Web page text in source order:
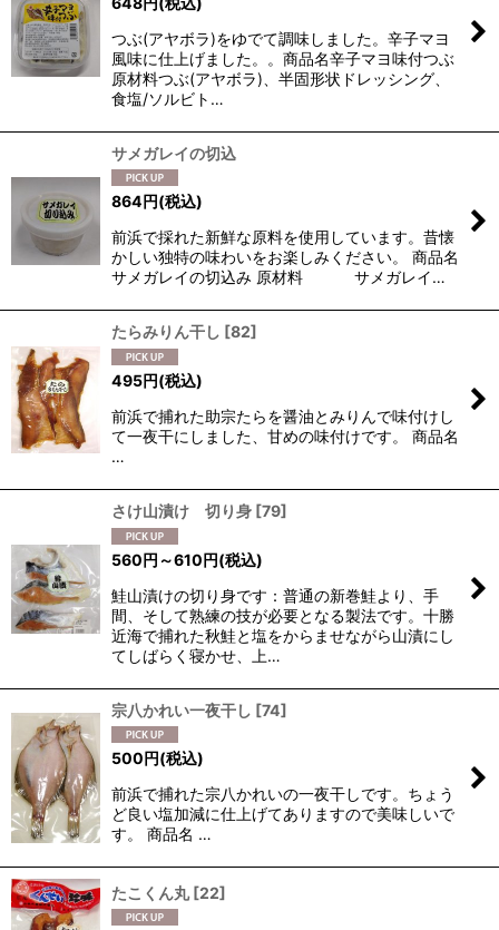
つぶ(アヤボラ)をゆでて調味しました。辛子マヨ
風味に仕上げました。。商品名辛子マヨ味付つぶ
原材料つぶ(アヤボラ)、半固形状ドレッシング、
食塩/ソルビト…
サメガレイの切込
864円(税込)
前浜で採れた新鮮な原料を使用しています。昔懐
かしい独特の味わいをお楽しみください。 商品名
サメガレイの切込み 原材料 サメガレイ…
たらみりん干し [82]
495円(税込)
前浜で捕れた助宗たらを醤油とみりんで味付けし
て一夜干にしました、甘めの味付けです。 商品名
…
さけ山漬け 切り身 [79]
560円 ～610円(税込)
鮭山漬けの切り身です：普通の新巻鮭より、手
間、そして熟練の技が必要となる製法です。十勝
近海で捕れた秋鮭と塩をからませながら山漬にし
てしばらく寝かせ、上…
宗八かれい一夜干し [74]
500円(税込)
前浜で捕れた宗八かれいの一夜干しです。ちょう
ど良い塩加減に仕上げてありますので美味しいで
す。 商品名 …
たこくん丸 [22]